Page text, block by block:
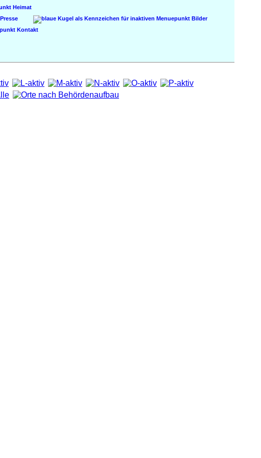
Heimat
Presse
Bilder
Kontakt